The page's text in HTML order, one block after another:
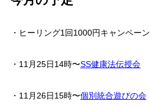
・ヒーリング1回1000円キャンペーン
・11月25日14時〜SS健康法伝授会
・11月26日15時〜個別統合遊びの会